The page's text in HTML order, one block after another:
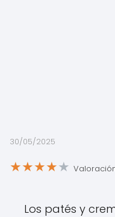
30/05/2025
★★★★★
Los patés y